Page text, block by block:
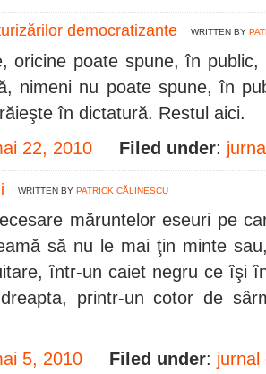
democratizante WRITTEN BY
oricine poate spune, în
nimeni nu poate spune, în
în dictatură. Restul aici.
22, 2010 Filed under:
WRITTEN BY PATRICK CĂLINESCU
măruntelor eseuri pe
să nu le mai ţin minte
într-un caiet negru ce îşi
printr-un cotor de
5, 2010 Filed under: jurnal